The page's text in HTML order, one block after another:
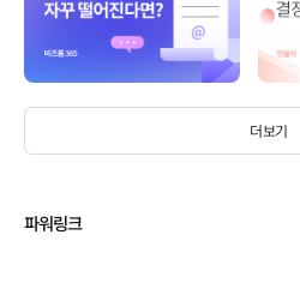
더보기
파워링크